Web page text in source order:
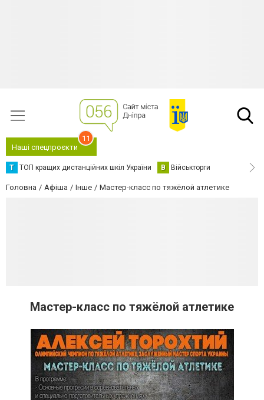
Наші спецпроєкти
11
Т ТОП кращих дистанційних шкіл України В Військторги
Головна Афіша Інше Мастер-класс по тяжёлой атлетике
Мастер-класс по тяжёлой атлетике